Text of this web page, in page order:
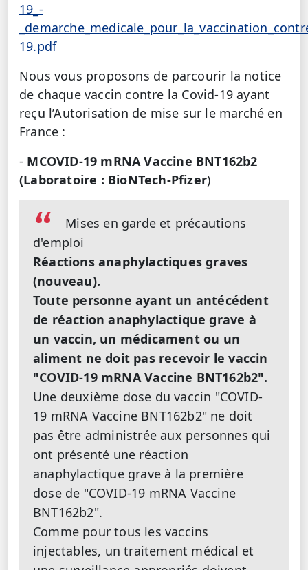
19_-
19.pdf
Nous vous proposons de parcourir la notice
de chaque vaccin contre la Covid-19 ayant
reçu l’Autorisation de mise sur le marché en
France :
- MCOVID-19 mRNA Vaccine BNT162b2
(Laboratoire : BioNTech-Pfizer)
Mises en garde et précautions
d'emploi
Réactions anaphylactiques graves
(nouveau).
Toute personne ayant un antécédent
de réaction anaphylactique grave à
un vaccin, un médicament ou un
aliment ne doit pas recevoir le vaccin
"COVID-19 mRNA Vaccine BNT162b2".
Une deuxième dose du vaccin "COVID-
19 mRNA Vaccine BNT162b2" ne doit
pas être administrée aux personnes qui
ont présenté une réaction
anaphylactique grave à la première
dose de "COVID-19 mRNA Vaccine
BNT162b2".
Comme pour tous les vaccins
injectables, un traitement médical et